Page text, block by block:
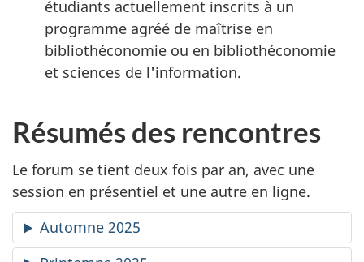
étudiants actuellement inscrits à un
programme agréé de maîtrise en
bibliothéconomie ou en bibliothéconomie
et sciences de l'information.
Résumés des rencontres
Le forum se tient deux fois par an, avec une
session en présentiel et une autre en ligne.
Automne 2025